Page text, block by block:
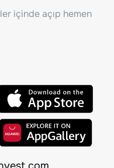
içinde açıp hemen